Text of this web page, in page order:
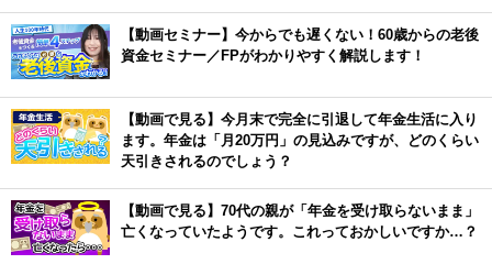
【動画セミナー】今からでも遅くない！60歳からの老後
資金セミナー／FPがわかりやすく解説します！
【動画で見る】今月末で完全に引退して年金生活に入り
ます。年金は「月20万円」の見込みですが、どのくらい
天引きされるのでしょう？
【動画で見る】70代の親が「年金を受け取らないまま」
亡くなっていたようです。これっておかしいですか…？